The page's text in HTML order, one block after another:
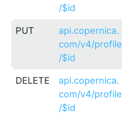
/$id
PUT
api.copernica.
com/v4/profile
/$id
DELETE
api.copernica.
com/v4/profile
/$id